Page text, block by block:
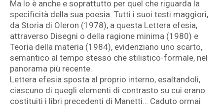
Ma lo è anche e soprattutto per quel che riguarda la
specificità della sua poesia. Tutti i suoi testi maggiori,
da Storia di Oleron (1978), a questa Lettera efesia,
attraverso Disegni o della ragione minima (1980) e
Teoria della materia (1984), evidenziano uno scarto,
semantico al tempo stesso che stilistico-formale, nel
panorama più recente.
Lettera efesia sposta al proprio interno, esaltandoli,
ciascuno di quegli elementi di contrasto su cui erano
costituiti i libri precedenti di Manetti… Caduto ormai